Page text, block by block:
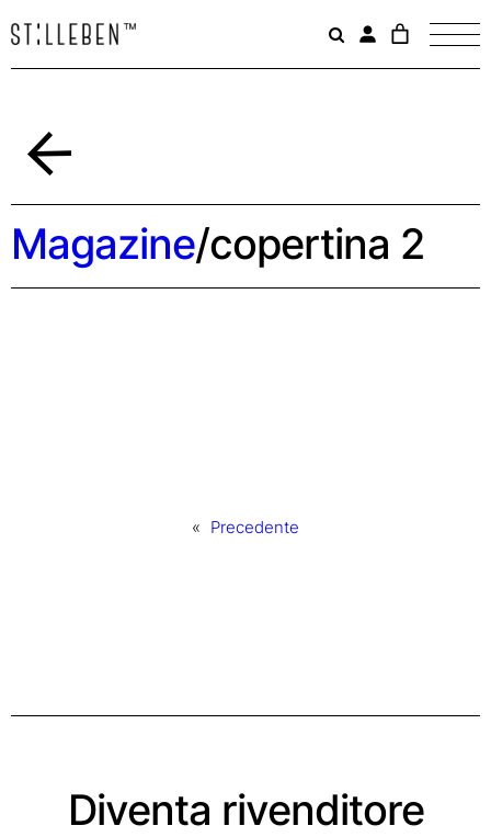
Il
è
Magazine/copertina 2
« Precedente
Diventa rivenditore